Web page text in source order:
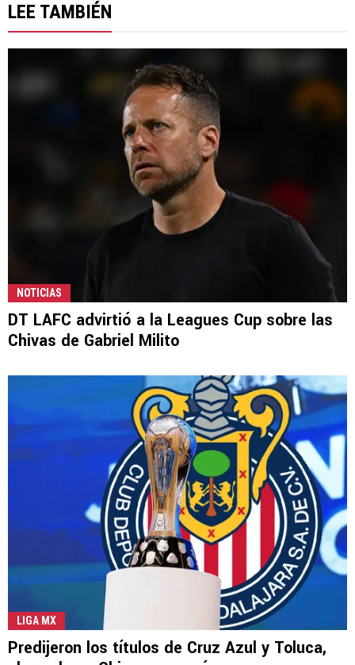
LEE TAMBIÉN
NOTICIAS
DT LAFC advirtió a la Leagues Cup sobre las
Chivas de Gabriel Milito
LIGA MX
Predijeron los títulos de Cruz Azul y Toluca,